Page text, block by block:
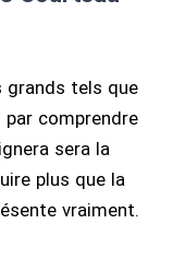
grands tels que
par comprendre
sera la
plus que la
vraiment.